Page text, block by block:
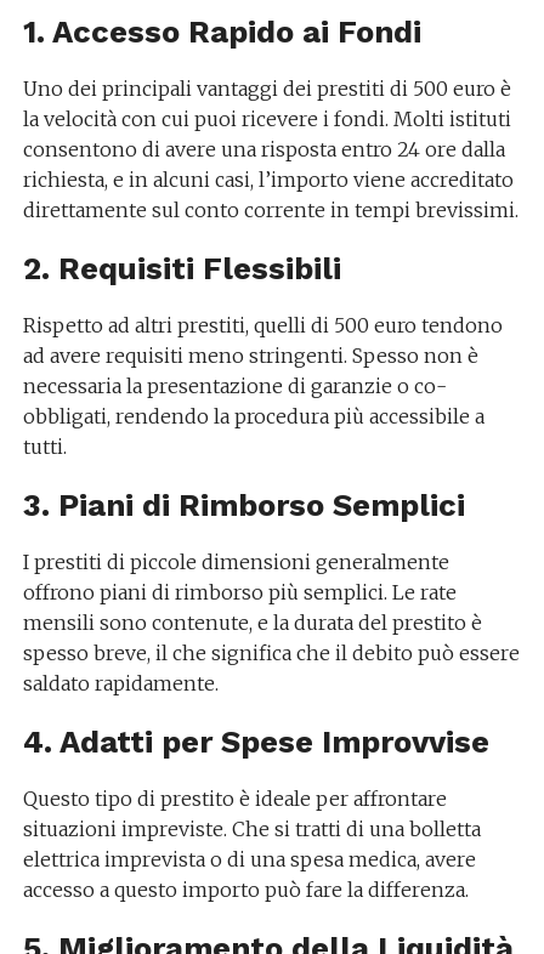
1. Accesso Rapido ai Fondi
Uno dei principali vantaggi dei prestiti di 500 euro è
la velocità con cui puoi ricevere i fondi. Molti istituti
consentono di avere una risposta entro 24 ore dalla
richiesta, e in alcuni casi, l’importo viene accreditato
direttamente sul conto corrente in tempi brevissimi.
2. Requisiti Flessibili
Rispetto ad altri prestiti, quelli di 500 euro tendono
ad avere requisiti meno stringenti. Spesso non è
necessaria la presentazione di garanzie o co-
obbligati, rendendo la procedura più accessibile a
tutti.
3. Piani di Rimborso Semplici
I prestiti di piccole dimensioni generalmente
offrono piani di rimborso più semplici. Le rate
mensili sono contenute, e la durata del prestito è
spesso breve, il che significa che il debito può essere
saldato rapidamente.
4. Adatti per Spese Improvvise
Questo tipo di prestito è ideale per affrontare
situazioni impreviste. Che si tratti di una bolletta
elettrica imprevista o di una spesa medica, avere
accesso a questo importo può fare la differenza.